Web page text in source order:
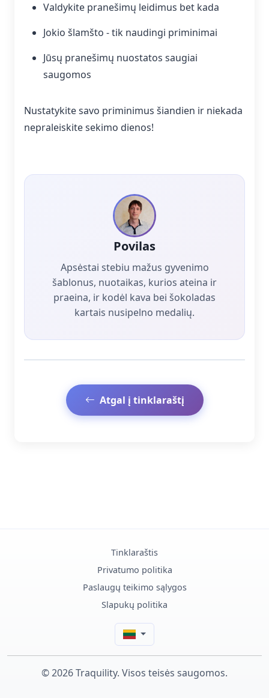
Valdykite pranešimų leidimus bet kada
Jokio šlamšto - tik naudingi priminimai
Jūsų pranešimų nuostatos saugiai
saugomos
Nustatykite savo priminimus šiandien ir niekada
nepraleiskite sekimo dienos!
Povilas
Apsėstai stebiu mažus gyvenimo
šablonus, nuotaikas, kurios ateina ir
praeina, ir kodėl kava bei šokoladas
kartais nusipelno medalių.
Atgal į tinklaraštį
Tinklaraštis
Privatumo politika
Paslaugų teikimo sąlygos
Slapukų politika
© 2026 Traquility. Visos teisės saugomos.